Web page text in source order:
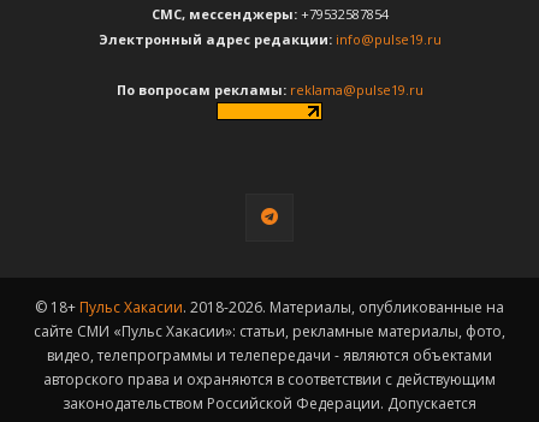
CМС, мессенджеры:+79532587854
Электронный адрес редакции: info@pulse19.ru
По вопросам рекламы: reklama@pulse19.ru
© 18+ Пульс Хакасии. 2018-2026. Материалы, опубликованные на
сайте СМИ «Пульс Хакасии»: статьи, рекламные материалы, фото,
видео, телепрограммы и телепередачи - являются объектами
авторского права и охраняются в соответствии с действующим
законодательством Российской Федерации. Допускается